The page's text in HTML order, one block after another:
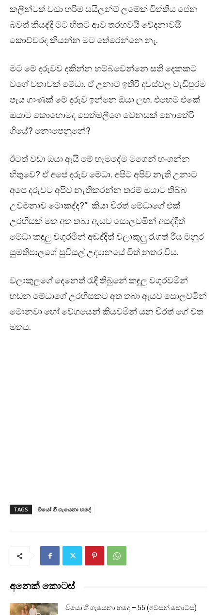
කලින්ටත් වඩා හරිම සයිලන්ට් ලමේක් විත්තිය පේන
බවත් කියද්දි මට හිතට ආව තරහවයි වේදනාවයි
කොච්චරද කියන්න මට තේරෙන්නෙ නෑ.
මට මේ දරුවව දකින්න හම්බවෙන්නෙ සති දෙකකට
වගේ වතාවක් මේධා. ඒ උනාට ඉතිරි දවස්වල වැඩිපුරම
පැය ගාණක් මේ දරුව ඉන්නෙ ඔයා ලඟ. එහෙම එකේ
ඔයාට කොහොමද පෙත්මලීගෙ වෙනසක් නොතේරී
ගියේ? නොපෙනුනේ?
ඊටත් වඩා ඔයා ඇයි මේ හැමදේම මගෙන් හංගන්න
හිතුවෙ? ඒ අපේ දරුව මේධා. අපිට අපිව නැති උනාට
අපෙ දරුවට අපිව නැතිකරන්න තරම් ඔයාට තිබ්බ
උවමනාව මොකද්ද?” කියා චිරත් මේධාගේ එක්
උරහිසක් මත අත තබා ඇයව සොලවමින් අසද්දීත්
මේධා කඳුලු වගුරමින් අඬද්දිත් වලාකුලු රැගත් රිය මනුර
සුමතිපාලගේ සුවිසල් උද්‍යානයේ විත් නතර විය.
වලාකුලුගේ දෙනෙත් රැඳී තිබුනේ කඳුලු වගුරවමින්
හඬන මේධාගේ උරහිසකට අත තබා ඇයව සොලවමින්
මොනවා හෝ වේගයෙන් කියවමින් යන චිරත් ගේ වත
මතය.
TAGS වියෝ ගී ගැයෙනා හදේ
අනෙක් කොටස්
වියෝ ගී ගැයෙනා හදේ – 55 (අවසන් කොටස)